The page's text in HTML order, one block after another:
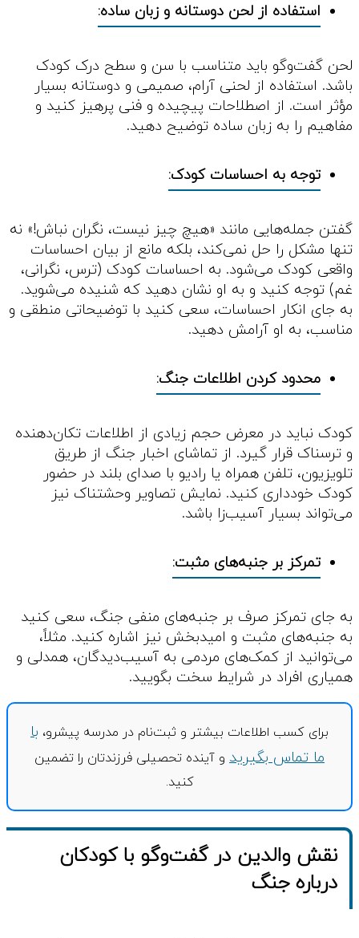
استفاده از لحن دوستانه و زبان ساده:
لحن گفت‌وگو باید متناسب با سن و سطح درک کودک
باشد. استفاده از لحنی آرام، صمیمی و دوستانه بسیار
مؤثر است. از اصطلاحات پیچیده و فنی پرهیز کنید و
مفاهیم را به زبان ساده توضیح دهید.
توجه به احساسات کودک:
گفتن جمله‌هایی مانند «هیچ چیز نیست، نگران نباش!» نه
تنها مشکل را حل نمی‌کند، بلکه مانع از بیان احساسات
واقعی کودک می‌شود. به احساسات کودک (ترس، نگرانی،
غم) توجه کنید و به او نشان دهید که شنیده می‌شوید.
به جای انکار احساسات، سعی کنید با توضیحاتی منطقی و
مناسب، به او آرامش دهید.
محدود کردن اطلاعات جنگ:
کودک نباید در معرض حجم زیادی از اطلاعات تکان‌دهنده
و ترسناک قرار گیرد. از تماشای اخبار جنگ از طریق
تلویزیون، تلفن همراه یا رادیو با صدای بلند در حضور
کودک خودداری کنید. نمایش تصاویر وحشتناک نیز
می‌تواند بسیار آسیب‌زا باشد.
تمرکز بر جنبه‌های مثبت:
به جای تمرکز صرف بر جنبه‌های منفی جنگ، سعی کنید
به جنبه‌های مثبت و امیدبخش نیز اشاره کنید. مثلاً،
می‌توانید از کمک‌های مردمی به آسیب‌دیدگان، همدلی و
همیاری افراد در شرایط سخت بگویید.
برای کسب اطلاعات بیشتر و ثبت‌نام در مدرسه پیشرو، با
ما تماس بگیرید و آینده تحصیلی فرزندتان را تضمین
کنید.
نقش والدین در گفت‌وگو با کودکان
درباره جنگ